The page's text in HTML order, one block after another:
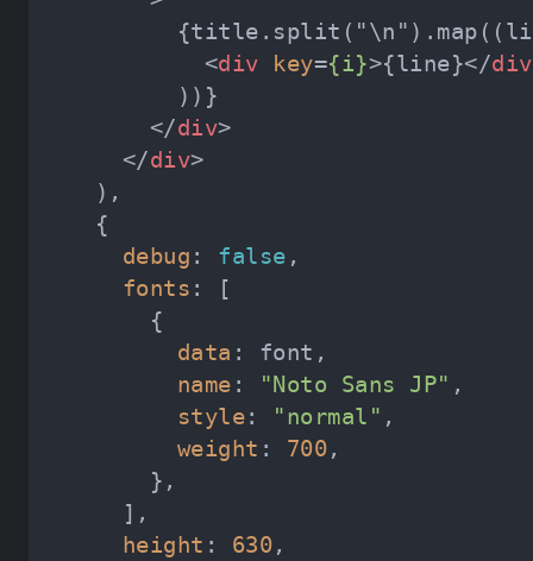
<div key={i}>{line}</div
</div>
</div>
debug : false
fonts
data
name : "Noto Sans JP"
style: "normal"
weight : 700
height : 630